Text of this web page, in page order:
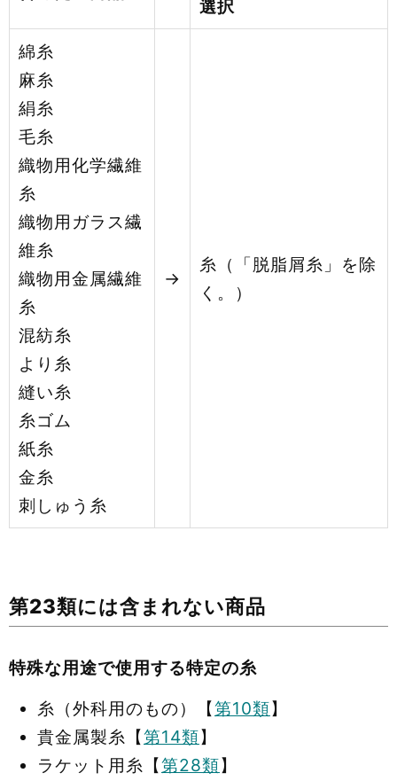
選択
綿糸
麻糸
絹糸
毛糸
織物用化学繊維
糸
織物用ガラス繊
維糸
織物用金属繊維
糸
混紡糸
より糸
縫い糸
糸ゴム
紙糸
金糸
刺しゅう糸
→
糸（「脱脂屑糸」を除
く。）
第23類には含まれない商品
特殊な用途で使用する特定の糸
糸（外科用のもの）【第10類】
貴金属製糸【第14類】
ラケット用糸【第28類】